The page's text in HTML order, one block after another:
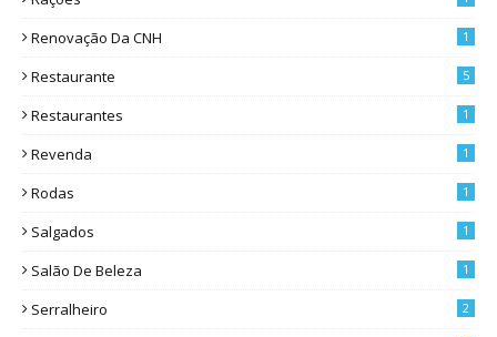
Renovação Da CNH 1
Restaurante 5
Restaurantes 1
Revenda 1
Rodas 1
Salgados 1
Salão De Beleza 1
Serralheiro 2